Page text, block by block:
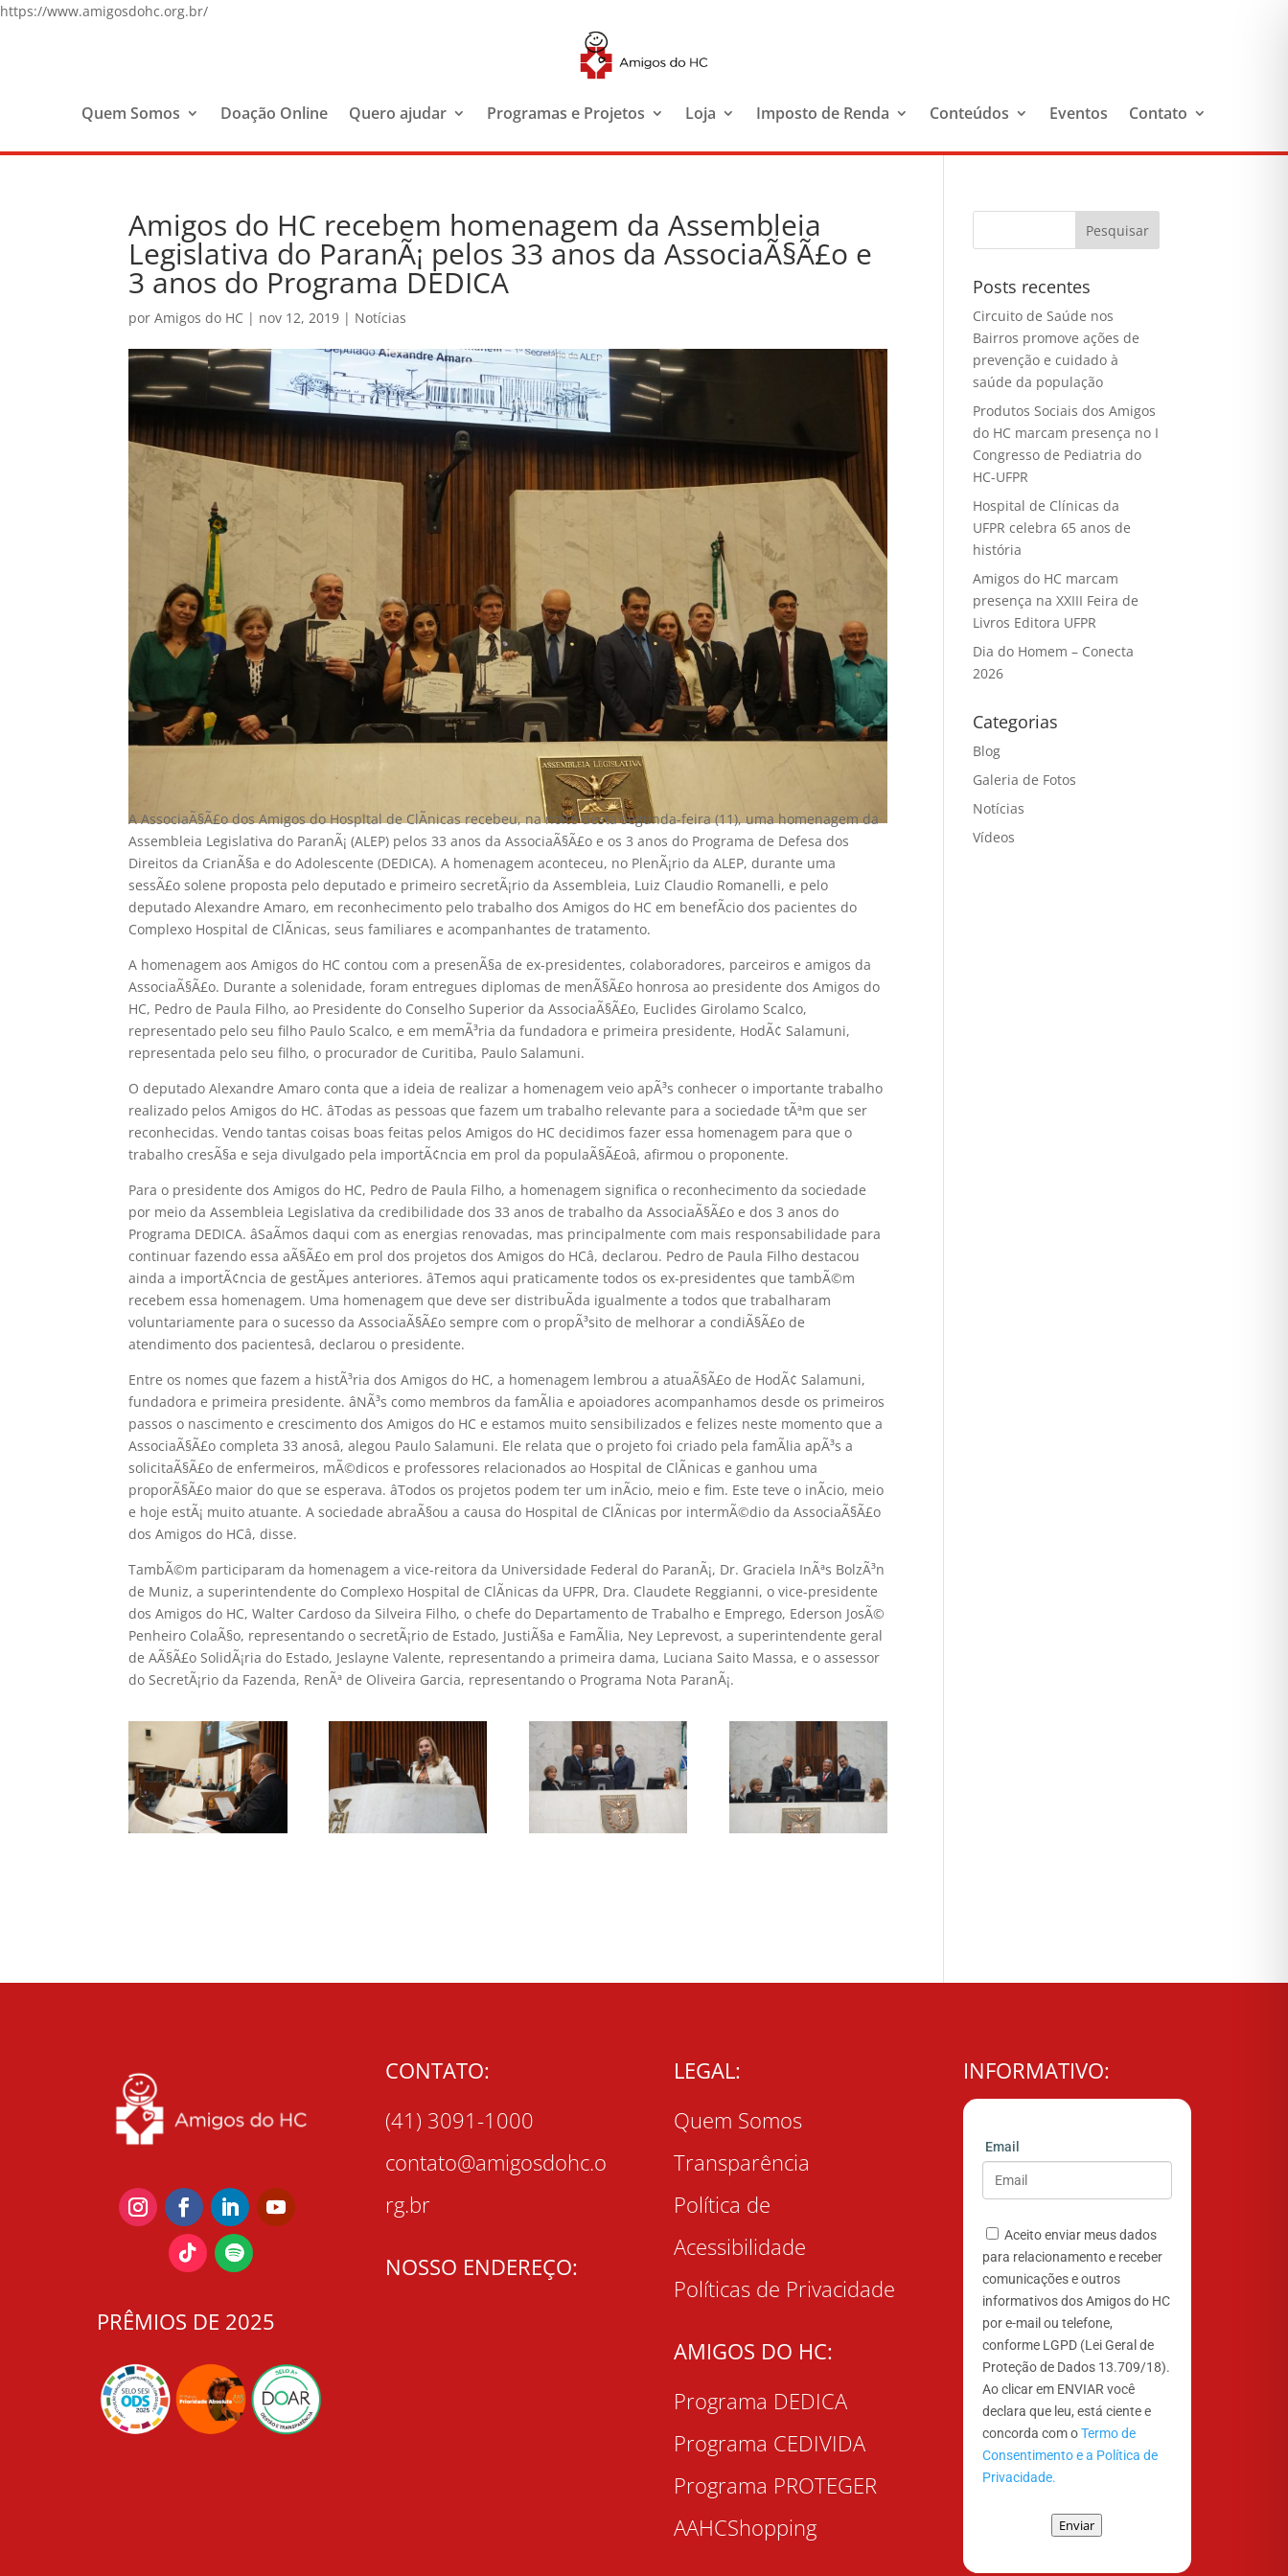
https://www.amigosdohc.org.br/
Quem Somos Doação Online Quero ajudar Programas e Projetos Loja Imposto de Renda Conteúdos Eventos Contato
Amigos do HC recebem homenagem da Assembleia
Legislativa do ParanÃ¡ pelos 33 anos da AssociaÃ§Ã£o e
3 anos do Programa DEDICA
porAmigos do HC | nov 12, 2019 | Notícias
A AssociaÃ§Ã£o dos Amigos do Hospital de ClÃ­nicas recebeu, na noite desta segunda-feira (11), uma homenagem da
Assembleia Legislativa do ParanÃ¡ (ALEP) pelos 33 anos da AssociaÃ§Ã£o e os 3 anos do Programa de Defesa dos
Direitos da CrianÃ§a e do Adolescente (DEDICA). A homenagem aconteceu, no PlenÃ¡rio da ALEP, durante uma
sessÃ£o solene proposta pelo deputado e primeiro secretÃ¡rio da Assembleia, Luiz Claudio Romanelli, e pelo
deputado Alexandre Amaro, em reconhecimento pelo trabalho dos Amigos do HC em benefÃ­cio dos pacientes do
Complexo Hospital de ClÃ­nicas, seus familiares e acompanhantes de tratamento.
A homenagem aos Amigos do HC contou com a presenÃ§a de ex-presidentes, colaboradores, parceiros e amigos da
AssociaÃ§Ã£o. Durante a solenidade, foram entregues diplomas de menÃ§Ã£o honrosa ao presidente dos Amigos do
HC, Pedro de Paula Filho, ao Presidente do Conselho Superior da AssociaÃ§Ã£o, Euclides Girolamo Scalco,
representado pelo seu filho Paulo Scalco, e em memÃ³ria da fundadora e primeira presidente, HodÃ¢ Salamuni,
representada pelo seu filho, o procurador de Curitiba, Paulo Salamuni.
O deputado Alexandre Amaro conta que a ideia de realizar a homenagem veio apÃ³s conhecer o importante trabalho
realizado pelos Amigos do HC. âTodas as pessoas que fazem um trabalho relevante para a sociedade tÃªm que ser
reconhecidas. Vendo tantas coisas boas feitas pelos Amigos do HC decidimos fazer essa homenagem para que o
trabalho cresÃ§a e seja divulgado pela importÃ¢ncia em prol da populaÃ§Ã£oâ, afirmou o proponente.
Para o presidente dos Amigos do HC, Pedro de Paula Filho, a homenagem significa o reconhecimento da sociedade
por meio da Assembleia Legislativa da credibilidade dos 33 anos de trabalho da AssociaÃ§Ã£o e dos 3 anos do
Programa DEDICA. âSaÃ­mos daqui com as energias renovadas, mas principalmente com mais responsabilidade para
continuar fazendo essa aÃ§Ã£o em prol dos projetos dos Amigos do HCâ, declarou. Pedro de Paula Filho destacou
ainda a importÃ¢ncia de gestÃµes anteriores. âTemos aqui praticamente todos os ex-presidentes que tambÃ©m
recebem essa homenagem. Uma homenagem que deve ser distribuÃ­da igualmente a todos que trabalharam
voluntariamente para o sucesso da AssociaÃ§Ã£o sempre com o propÃ³sito de melhorar a condiÃ§Ã£o de
atendimento dos pacientesâ, declarou o presidente.
Entre os nomes que fazem a histÃ³ria dos Amigos do HC, a homenagem lembrou a atuaÃ§Ã£o de HodÃ¢ Salamuni,
fundadora e primeira presidente. âNÃ³s como membros da famÃ­lia e apoiadores acompanhamos desde os primeiros
passos o nascimento e crescimento dos Amigos do HC e estamos muito sensibilizados e felizes neste momento que a
AssociaÃ§Ã£o completa 33 anosâ, alegou Paulo Salamuni. Ele relata que o projeto foi criado pela famÃ­lia apÃ³s a
solicitaÃ§Ã£o de enfermeiros, mÃ©dicos e professores relacionados ao Hospital de ClÃ­nicas e ganhou uma
proporÃ§Ã£o maior do que se esperava. âTodos os projetos podem ter um inÃ­cio, meio e fim. Este teve o inÃ­cio, meio
e hoje estÃ¡ muito atuante. A sociedade abraÃ§ou a causa do Hospital de ClÃ­nicas por intermÃ©dio da AssociaÃ§Ã£o
dos Amigos do HCâ, disse.
TambÃ©m participaram da homenagem a vice-reitora da Universidade Federal do ParanÃ¡, Dr. Graciela InÃªs BolzÃ³n
de Muniz, a superintendente do Complexo Hospital de ClÃ­nicas da UFPR, Dra. Claudete Reggianni, o vice-presidente
dos Amigos do HC, Walter Cardoso da Silveira Filho, o chefe do Departamento de Trabalho e Emprego, Ederson JosÃ©
Penheiro ColaÃ§o, representando o secretÃ¡rio de Estado, JustiÃ§a e FamÃ­lia, Ney Leprevost, a superintendente geral
de AÃ§Ã£o SolidÃ¡ria do Estado, Jeslayne Valente, representando a primeira dama, Luciana Saito Massa, e o assessor
do SecretÃ¡rio da Fazenda, RenÃª de Oliveira Garcia, representando o Programa Nota ParanÃ¡.
Posts recentes
Circuito de Saúde nos
Bairros promove ações de
prevenção e cuidado à
saúde da população
Produtos Sociais dos Amigos
do HC marcam presença no I
Congresso de Pediatria do
HC-UFPR
Hospital de Clínicas da
UFPR celebra 65 anos de
história
Amigos do HC marcam
presença na XXIII Feira de
Livros Editora UFPR
Dia do Homem – Conecta
2026
Categorias
Blog
Galeria de Fotos
Notícias
Vídeos
PRÊMIOS DE 2025
CONTATO:
(41) 3091-1000
contato@amigosdohc.o
rg.br
NOSSO ENDEREÇO:
LEGAL:
Quem Somos
Transparência
Política de
Acessibilidade
Políticas de Privacidade
AMIGOS DO HC:
Programa DEDICA
Programa CEDIVIDA
Programa PROTEGER
AAHCShopping
INFORMATIVO:
Email
Aceito enviar meus dados
para relacionamento e receber
comunicações e outros
informativos dos Amigos do HC
por e-mail ou telefone,
conforme LGPD (Lei Geral de
Proteção de Dados 13.709/18).
Ao clicar em ENVIAR você
declara que leu, está ciente e
concorda com oTermo de
Consentimento e a Política de
Privacidade.
Enviar